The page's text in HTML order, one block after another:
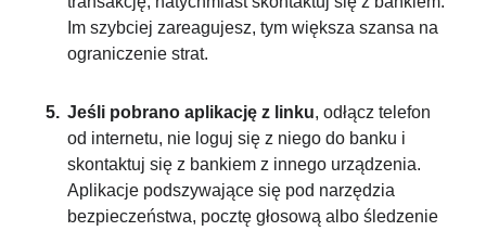
Im szybciej zareagujesz, tym większa szansa na
ograniczenie strat.
Jeśli pobrano aplikację z linku, odłącz telefon
od internetu, nie loguj się z niego do banku i
skontaktuj się z bankiem z innego urządzenia.
Aplikacje podszywające się pod narzędzia
bezpieczeństwa, pocztę głosową albo śledzenie